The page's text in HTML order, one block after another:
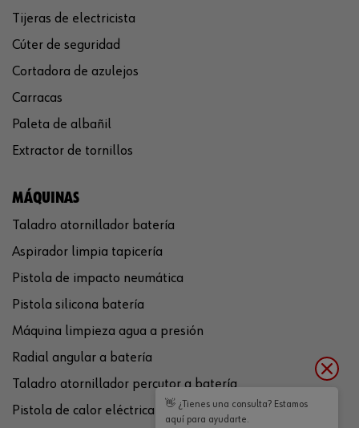
Tijeras de electricista
Cúter de seguridad
Cortadora de azulejos
Carracas
Paleta de albañil
Extractor de tornillos
MÁQUINAS
Taladro atornillador batería
Aspirador limpia tapicería
Pistola de impacto neumática
Pistola silicona batería
Máquina limpieza agua a presión
Radial angular a batería
Taladro atornillador percutor a batería
Pistola de calor eléctrica
👋 ¿Tienes una consulta? Estamos
aquí para ayudarte.